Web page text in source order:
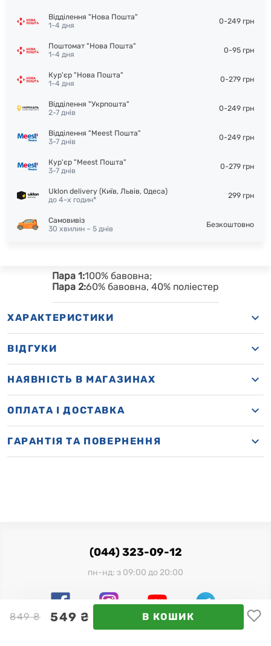
849 ₴ 549 ₴ В КОШИК
Відділення "Нова Пошта"
1-4 дня
0-249 грн
Поштомат "Нова Пошта"
1-4 дня
0-95 грн
Кур'єр "Нова Пошта"
1-4 дня
0-279 грн
Відділення "Укрпошта"
2-7 днів
0-249 грн
Відділення "Meest Пошта"
3-7 днів
0-249 грн
Кур'єр "Meest Пошта"
3-7 днів
0-279 грн
Uklon delivery (Київ, Львів, Одеса)
до 4-х годин*
299 грн
Самовивіз
30 хвилин – 5 днів
Безкоштовно
Пара 1:100% бавовна;
Пара 2:60% бавовна, 40% поліестер
ХАРАКТЕРИСТИКИ
ВІДГУКИ
НАЯВНІСТЬ В МАГАЗИНАХ
OПЛАТА І ДОСТАВКА
ГАРАНТІЯ ТА ПОВЕРНЕННЯ
(044) 323-09-12
пн-нд: з 09:00 до 20:00